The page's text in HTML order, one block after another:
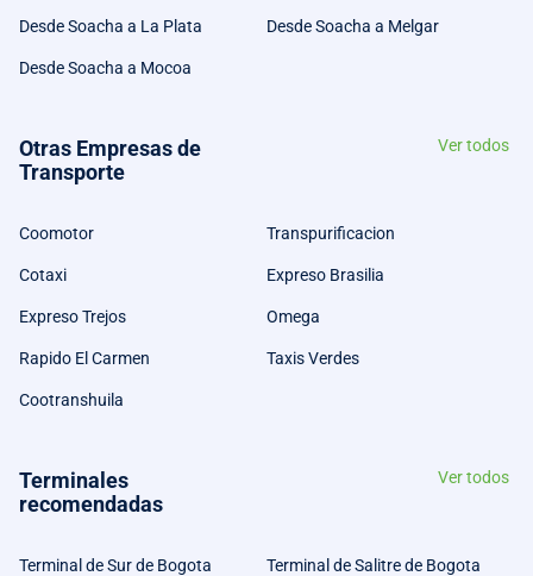
Desde Soacha a La Plata Desde Soacha a Melgar
Desde Soacha a Mocoa
Otras Empresas de
Transporte
Ver todos
Coomotor Transpurificacion
Cotaxi Expreso Brasilia
Expreso Trejos Omega
Rapido El Carmen Taxis Verdes
Cootranshuila
Terminales
recomendadas
Ver todos
Terminal de Sur de Bogota Terminal de Salitre de Bogota